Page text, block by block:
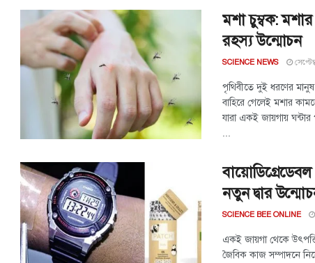
মশা চুম্বক:
রহস্য উন্মোচন
SCIENCE NEWS
পৃথিবীতে দুই ধরণের
বাহিরে গেলেই মশার
যারা একই জায়গায়
...
বায়োডিগ্রেডেবল
নতুন দ্বার
SCIENCE BEE ONLINE
একই জায়গা থেকে
জৈবিক কাজ সম্পাদনে